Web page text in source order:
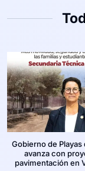
Gobierno de Playas
avanza con
pavimentación en